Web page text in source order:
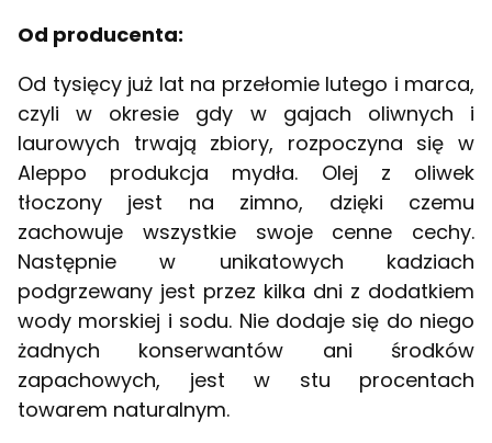
Od producenta:
Od tysięcy już lat na przełomie lutego i marca,
czyli w okresie gdy w gajach oliwnych i
laurowych trwają zbiory, rozpoczyna się w
Aleppo produkcja mydła. Olej z oliwek
tłoczony jest na zimno, dzięki czemu
zachowuje wszystkie swoje cenne cechy.
Następnie w unikatowych kadziach
podgrzewany jest przez kilka dni z dodatkiem
wody morskiej i sodu. Nie dodaje się do niego
żadnych konserwantów ani środków
zapachowych, jest w stu procentach
towarem naturalnym.